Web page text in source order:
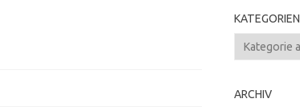
KATEGORIEN
Kategorien
ARCHIV